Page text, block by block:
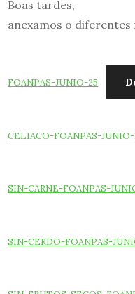
Boas tardes,
anexamos o
FOANPAS-JUNIO-25
CELIACO-FOANPAS-JUNIO-
SIN-CARNE-FOANPAS-
SIN-CERDO-FOANPAS-